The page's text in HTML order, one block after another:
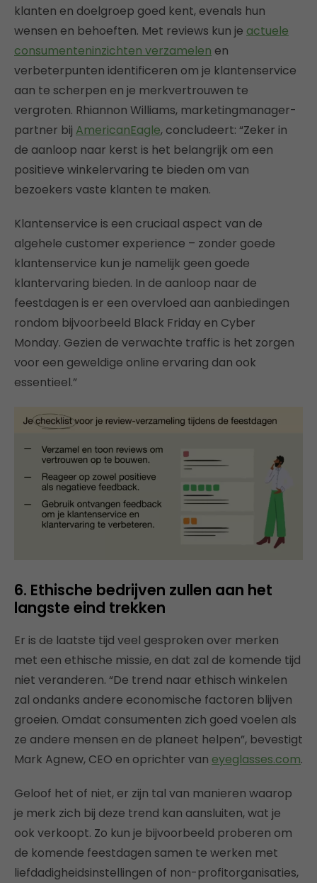
klanten en doelgroep goed kent, evenals hun
wensen en behoeften. Met reviews kun je actuele
consumenteninzichten verzamelen en
verbeterpunten identificeren om je klantenservice
aan te scherpen en je merkvertrouwen te
vergroten. Rhiannon Williams, marketingmanager-
partner bij AmericanEagle, concludeert: “Zeker in
de aanloop naar kerst is het belangrijk om een
positieve winkelervaring te bieden om van
bezoekers vaste klanten te maken.
Klantenservice is een cruciaal aspect van de
algehele customer experience – zonder goede
klantenservice kun je namelijk geen goede
klantervaring bieden. In de aanloop naar de
feestdagen is er een overvloed aan aanbiedingen
rondom bijvoorbeeld Black Friday en Cyber
Monday. Gezien de verwachte traffic is het zorgen
voor een geweldige online ervaring dan ook
essentieel.”
6. Ethische bedrijven zullen aan het
langste eind trekken
Er is de laatste tijd veel gesproken over merken
met een ethische missie, en dat zal de komende tijd
niet veranderen. “De trend naar ethisch winkelen
zal ondanks andere economische factoren blijven
groeien. Omdat consumenten zich goed voelen als
ze andere mensen en de planeet helpen”, bevestigt
Mark Agnew, CEO en oprichter van eyeglasses.com.
Geloof het of niet, er zijn tal van manieren waarop
je merk zich bij deze trend kan aansluiten, wat je
ook verkoopt. Zo kun je bijvoorbeeld proberen om
de komende feestdagen samen te werken met
liefdadigheidsinstellingen of non-profitorganisaties,